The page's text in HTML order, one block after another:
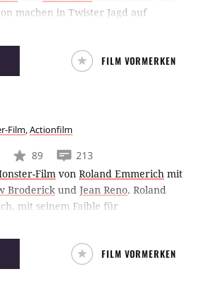
machen in Twister Jagd auf
Genre des Katastrophenfilms neu.
FILM VORMERKEN
Film,Actionfilm
89
213
Film von Roland Emmerich mit
Broderick und Jean Reno. Roland
mit seinem Faible für
1998 zu einem Revival auf die
zurück.
FILM VORMERKEN